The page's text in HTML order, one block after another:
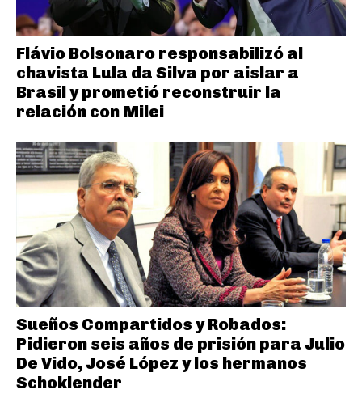
Flávio Bolsonaro responsabilizó al
chavista Lula da Silva por aislar a
Brasil y prometió reconstruir la
relación con Milei
Sueños Compartidos y Robados:
Pidieron seis años de prisión para Julio
De Vido, José López y los hermanos
Schoklender